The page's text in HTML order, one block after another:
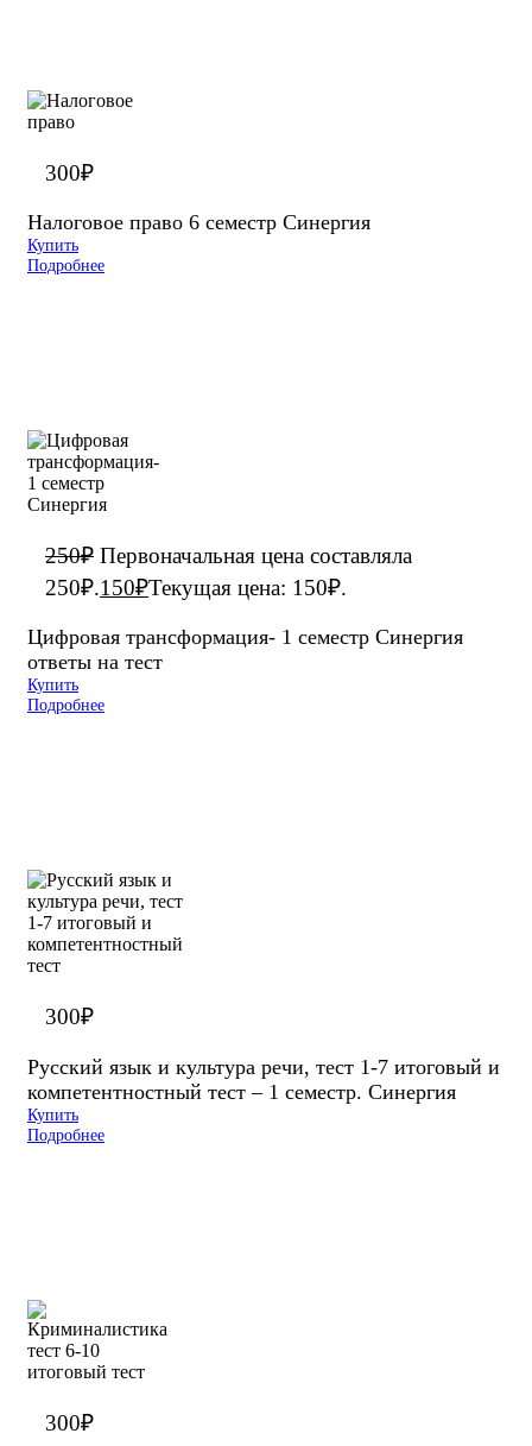
300₽
Налоговое право 6 семестр Синергия
Купить
Подробнее
250₽ Первоначальная цена составляла
250₽.150₽Текущая цена: 150₽.
Цифровая трансформация- 1 семестр Синергия
ответы на тест
Купить
Подробнее
300₽
Русский язык и культура речи, тест 1-7 итоговый и
компетентностный тест – 1 семестр. Синергия
Купить
Подробнее
300₽